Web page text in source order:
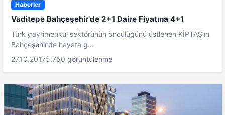
Haberler
Vaditepe Bahçeşehir'de 2+1 Daire Fiyatına 4+1
Türk gayrimenkul sektörünün öncülüğünü üstlenen KİPTAŞ’ın
Bahçeşehir’de hayata g...
27.10.20175,750 görüntülenme